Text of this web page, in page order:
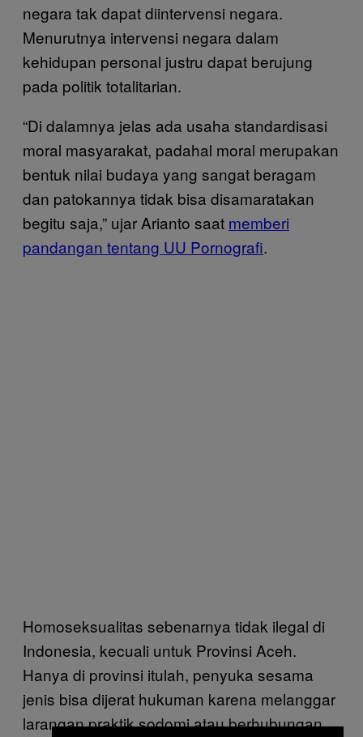
negara tak dapat diintervensi negara.
Menurutnya intervensi negara dalam
kehidupan personal justru dapat berujung
pada politik totalitarian.
“Di dalamnya jelas ada usaha standardisasi
moral masyarakat, padahal moral merupakan
bentuk nilai budaya yang sangat beragam
dan patokannya tidak bisa disamaratakan
begitu saja,” ujar Arianto saat memberi
pandangan tentang UU Pornografi.
Homoseksualitas sebenarnya tidak ilegal di
Indonesia, kecuali untuk Provinsi Aceh.
Hanya di provinsi itulah, penyuka sesama
jenis bisa dijerat hukuman karena melanggar
larangan praktik sodomi atau berhubungan